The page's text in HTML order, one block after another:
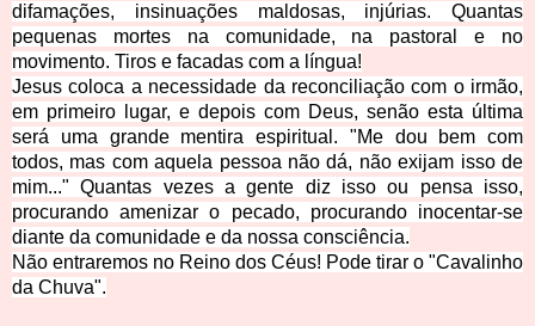
difamações, insinuações maldosas, injúrias. Quantas
pequenas mortes na comunidade, na pastoral e no
movimento. Tiros e facadas com a língua!
Jesus coloca a necessidade da reconciliação com o irmão,
em primeiro lugar, e depois com Deus, senão esta última
será uma grande mentira espiritual. "Me dou bem com
todos, mas com aquela pessoa não dá, não exijam isso de
mim..." Quantas vezes a gente diz isso ou pensa isso,
procurando amenizar o pecado, procurando inocentar-se
diante da comunidade e da nossa consciência.
Não entraremos no Reino dos Céus! Pode tirar o "Cavalinho
da Chuva".